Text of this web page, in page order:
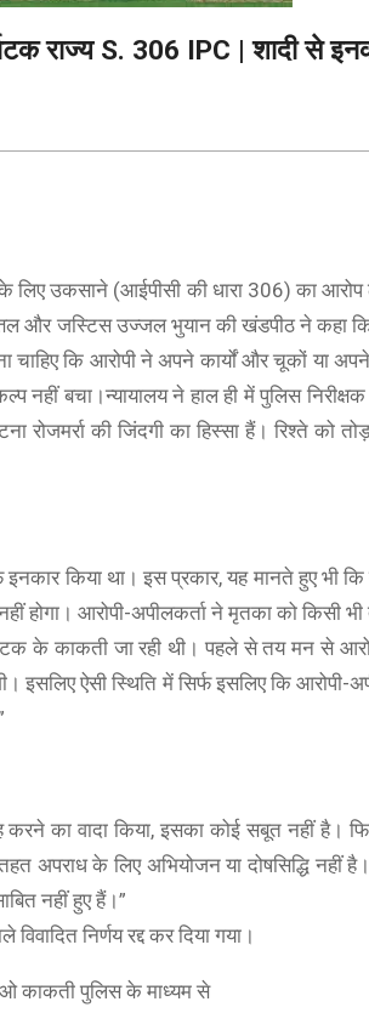
राज्य S. 306 IPC | शादी से
लिए उकसाने (आईपीसी की धारा 306) का
और जस्टिस उज्जल भुयान की खंडपीठ ने कहा
चाहिए कि आरोपी ने अपने कार्यों और चूकों या
बचा।न्यायालय ने हाल ही में पुलिस निरीक्षक
की जिंदगी का हिस्सा हैं। रिश्ते को
किया था। इस प्रकार, यह मानते हुए भी कि
होगा। आरोपी-अपीलकर्ता ने मृतका को किसी
के काकती जा रही थी। पहले से तय मन से
इसलिए ऐसी स्थिति में सिर्फ इसलिए कि
करने का वादा किया, इसका कोई सबूत नहीं है।
अपराध के लिए अभियोजन या दोषसिद्धि नहीं
नहीं हुए हैं।”
निर्णय रद्द कर दिया गया।
काकती पुलिस के माध्यम से
BOAT
boAt Newly Launched Wave
SHOP NOW